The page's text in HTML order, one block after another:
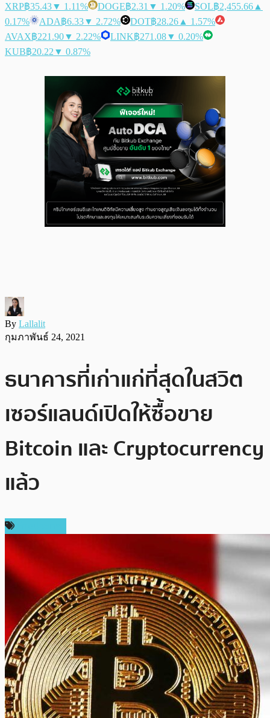
XRP฿35.43▼ 1.11% DOGE฿2.31 ▼ 1.20% SOL฿2,455.66 ▲
0.17%
ADA฿6.33▼ 2.72% DOT฿28.26 ▲ 1.57%
AVAX฿221.90▼ 2.22% LINK฿271.08▼ 0.20%
KUB฿20.22 ▼ 0.87%
By Lallalit
กุมภาพันธ์ 24, 2021
ธนาคารที่เก่าแก่ที่สุดในสวิต
เซอร์แลนด์เปิดให้ซื้อขาย
Bitcoin และ Cryptocurrency
แล้ว